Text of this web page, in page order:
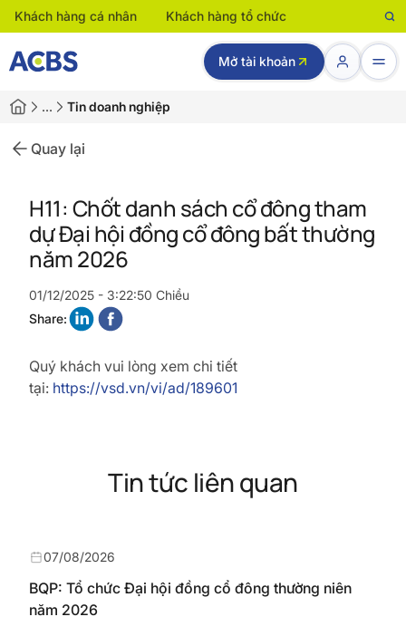
Khách hàng cá nhân Khách hàng tổ chức
Mở tài khoản
… Tin doanh nghiệp
Quay lại
H11: Chốt danh sách cổ đông tham
dự Đại hội đồng cổ đông bất thường
năm 2026
01/12/2025 - 3:22:50 Chiều
Share:
Quý khách vui lòng xem chi tiết
tại: https://vsd.vn/vi/ad/189601
Tin tức liên quan
BQP: Tổ chức Đại hội đồng cổ đông thường niên
năm 2026
07/08/2026